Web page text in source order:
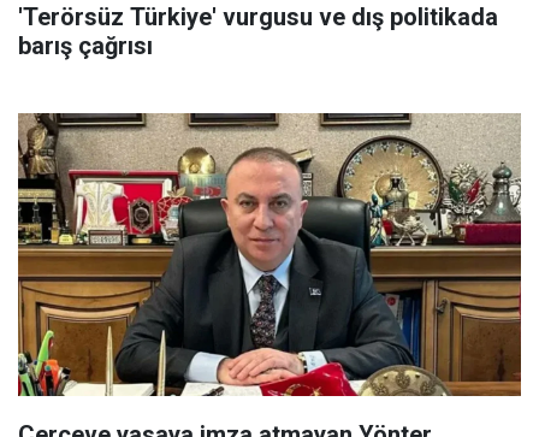
'Terörsüz Türkiye' vurgusu ve dış politikada
barış çağrısı